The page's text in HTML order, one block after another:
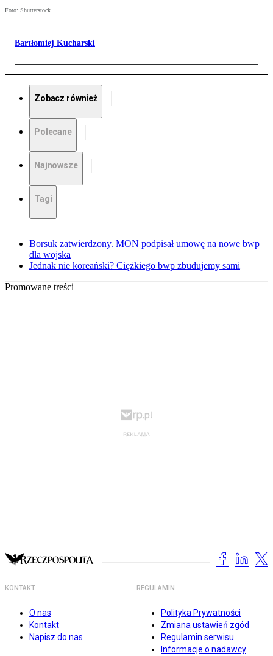
Foto: Shutterstock
Bartłomiej Kucharski
Zobacz również
Polecane
Najnowsze
Tagi
Borsuk zatwierdzony. MON podpisał umowę na nowe bwp
dla wojska
Jednak nie koreański? Ciężkiego bwp zbudujemy sami
Promowane treści
KONTAKT
O nas
Kontakt
Napisz do nas
REGULAMIN
Polityka Prywatności
Zmiana ustawień zgód
Regulamin serwisu
Informacje o nadawcy